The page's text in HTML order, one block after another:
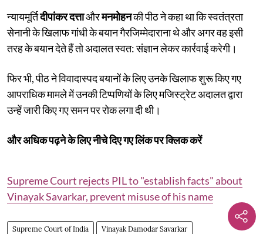
न्यायमूर्तिदीपांकर दत्ताऔरमनमोहनकी पीठ ने कहा था कि स्वतंत्रता
सेनानी के खिलाफ गांधी के बयान गैरजिम्मेदाराना थे और अगर वह इसी
तरह के बयान देते हैं तो अदालत स्वत: संज्ञान लेकर कार्रवाई करेगी।
फिर भी, पीठ ने विवादास्पद बयानों के लिए उनके खिलाफ शुरू किए गए
आपराधिक मामले में उनकी टिप्पणियों के लिए मजिस्ट्रेट अदालत द्वारा
उन्हें जारी किए गए समन पर रोक लगा दी थी।
और अधिक पढ़ने के लिए नीचे दिए गए लिंक पर क्लिक करें
Supreme Court rejects PIL to "establish facts" about
Vinayak Savarkar, prevent misuse of his name
Supreme Court of India Vinayak Damodar Savarkar